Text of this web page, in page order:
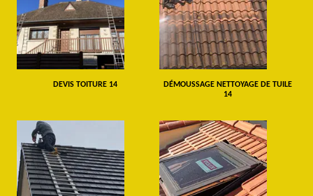
DEVIS TOITURE 14
DÉMOUSSAGE NETTOYAGE DE TUILE
14